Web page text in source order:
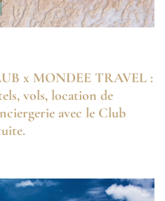
x MONDEE TRAVEL :
vols, location de
avec le Club